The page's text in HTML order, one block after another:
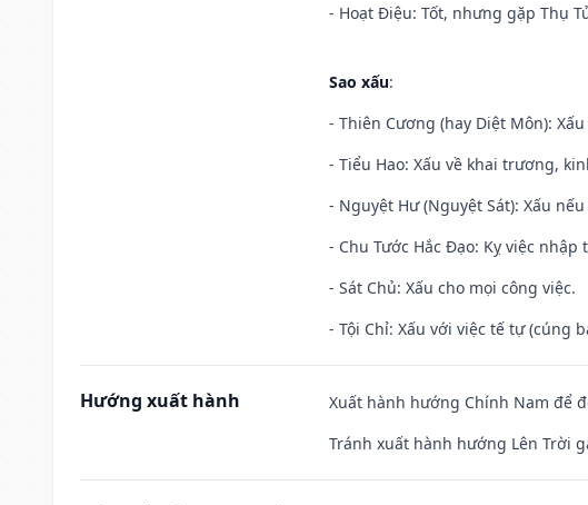
- Hoạt Điệu: Tốt, nhưng gặp Thụ
Sao xấu:
- Thiên Cương (hay Diệt Môn):
- Tiểu Hao: Xấu về khai trương,
- Nguyệt Hư (Nguyệt Sát): Xấu
- Chu Tước Hắc Đạo: Kỵ việc
- Sát Chủ: Xấu cho mọi công việc.
- Tội Chỉ: Xấu với việc tế tự (cúng
Hướng xuất hành
Xuất hành hướng Chính Nam để
Tránh xuất hành hướng Lên Trời